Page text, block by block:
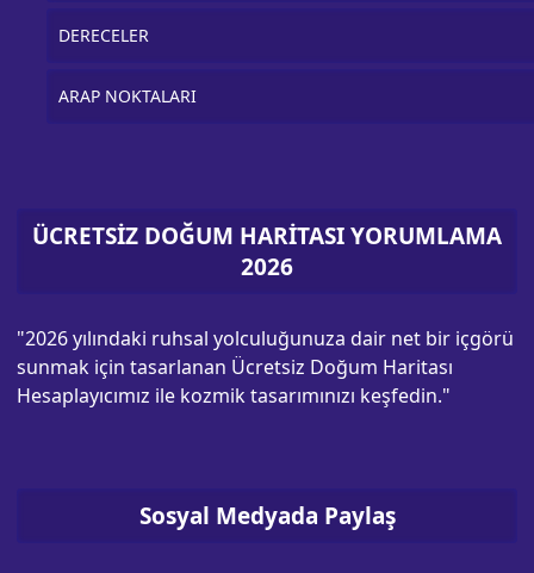
DERECELER
ARAP NOKTALARI
ÜCRETSİZ DOĞUM HARİTASI YORUMLAMA
2026
"2026 yılındaki ruhsal yolculuğunuza dair net bir içgörü
sunmak için tasarlanan Ücretsiz Doğum Haritası
Hesaplayıcımız ile kozmik tasarımınızı keşfedin."
Sosyal Medyada Paylaş